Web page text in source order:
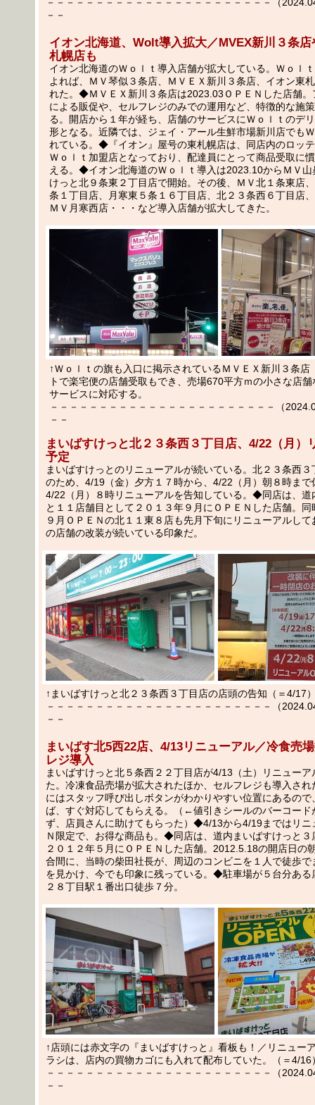
－－
イオン北海道、Wolt導入拡大／MVEX新川３条
札幌店も
イオン北海道のＷｏｌｔ導入店舗が拡大している。Ｗｏｌ
よれば、ＭＶ琴似３条店、ＭＶＥＸ新川３条店、イオン東
れた。◆ＭＶＥＸ新川３条店は2023.03ＯＰＥＮした店舗。
による販促や、セルフレジのみでの運用など、特徴的な施
る。開店から１年が経ち、店舗のサービスにＷｏｌｔのデ
形となる。近隣では、ジェイ・アール生鮮市場新川店でも
れている。◆『イオン』屋号の東札幌店は、同店内のロッ
Ｗｏｌｔ加盟店となっており、配達員にとって商品受取に
える。◆イオン北海道のＷｏｌｔ導入は2023.10からＭＶ山
けっと北９条東２丁目店で開始。その後、ＭＶ北１条東店
条１丁目店、月寒東５条１６丁目店、北２３条西６丁目店
ＭＶ月寒西店・・・など導入店舗が拡大してきた。
↑Ｗｏｌｔの旗も入口に掲示されているＭＶＥＸ新川３条店
トで楽宅便の店舗受取もでき、売場670平方ｍの小さな店
サービスに対応する。
－－－－－－－－－－－－－－－－－－－－－－－（
－－
まいばすけっと北２３条西３丁目店、4/22（月）
予定
まいばすけっとのリニューアルが続いている。北２３条西
のため、4/19（金）夕方１７時から、4/22（月）朝８時まで
4/22（月）８時リニューアルを告知している。◆同店は、道
と１１店舗目として２０１３年９月にＯＰＥＮした店舗。
９月ＯＰＥＮの北１１東８店も先月下旬にリニューアルし
の店舗の改装が続いている印象だ。
↑まいばすけっと北２３条西３丁目店の店頭の告知（＝4/17
－－－－－－－－－－－－－－－－－－－－－－－（
－－
まいばす北5西22店、4/13リニューアル／冷食売
レジ導入
まいばすけっと北５条西２２丁目店が4/13（土）リニューア
た。冷凍食品売場が拡大されたほか、セルフレジも導入され
にはスタッフ呼び出しボタンがわかりやすい位置にあるので
ば、すぐ対応してもらえる。（←値引きシールのバーコード
ず、店員さんに助けてもらった）◆4/13から4/19まではリニ
Ｎ限定で、お得な商品も。◆同店は、道内まいばすけっと３
２０１２年５月にＯＰＥＮした店舗。2012.5.18の開店日の
合間に、当時の柴田社長が、周辺のコンビニを１人で徒歩で
を見かけ、今でも印象に残っている。◆駐車場が５台分ある
２８丁目駅１番出口徒歩７分。
↑店頭には赤文字の『まいばすけっと』看板も！／リニュー
ラシは、店内の買物カゴにも入れて配布していた。（＝4/16
－－－－－－－－－－－－－－－－－－－－－－－（
－－